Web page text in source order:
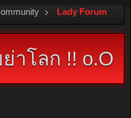
Lady Forum
าโลก !! o.O